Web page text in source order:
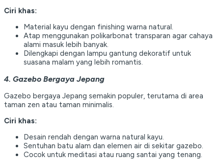
Ciri khas:
Material kayu dengan finishing warna natural.
Atap menggunakan polikarbonat transparan agar cahaya
alami masuk lebih banyak.
Dilengkapi dengan lampu gantung dekoratif untuk
suasana malam yang lebih romantis.
4. Gazebo Bergaya Jepang
Gazebo bergaya Jepang semakin populer, terutama di area
taman zen atau taman minimalis.
Ciri khas:
Desain rendah dengan warna natural kayu.
Sentuhan batu alam dan elemen air di sekitar gazebo.
Cocok untuk meditasi atau ruang santai yang tenang.